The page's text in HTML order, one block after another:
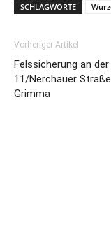
SCHLAGWORTE
Vorheriger Artikel
Felssicherung an der
11/Nerchauer
Grimma